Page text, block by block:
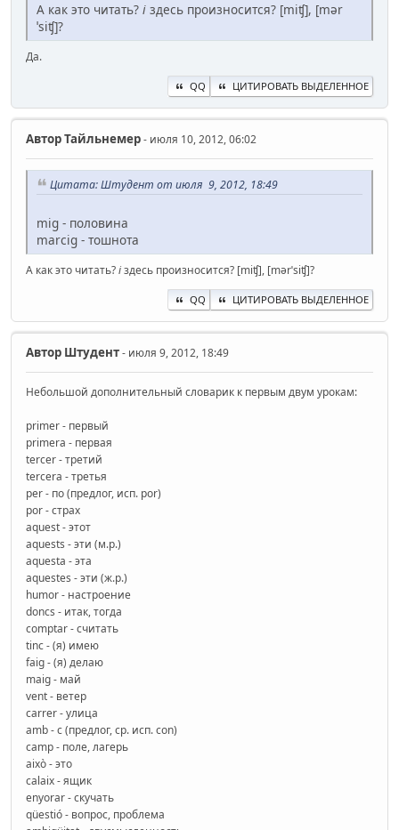
А как это читать? i здесь произносится? [miʧ], [mǝr
ˈsiʧ]?
Да.
QQ ЦИТИРОВАТЬ ВЫДЕЛЕННОЕ
АвторТайльнемер- июля 10, 2012, 06:02
Цитата: Штудент от июля 9, 2012, 18:49
mig - половина
marcig - тошнота
А как это читать?iздесь произносится? [miʧ], [mǝrˈsiʧ]?
QQ ЦИТИРОВАТЬ ВЫДЕЛЕННОЕ
Автор Штудент- июля 9, 2012, 18:49
Небольшой дополнительный словарик к первым двум урокам:
primer - первый
primera - первая
tercer - третий
tercera - третья
per - по (предлог, исп. por)
por - страх
aquest - этот
aquests - эти (м.р.)
aquesta - эта
aquestes - эти (ж.р.)
humor - настроение
doncs - итак, тогда
comptar - считать
tinc - (я) имею
faig - (я) делаю
maig - май
vent - ветер
carrer - улица
amb - с (предлог, ср. исп. con)
camp - поле, лагерь
això - это
calaix - ящик
enyorar - скучать
qüestió - вопрос, проблема